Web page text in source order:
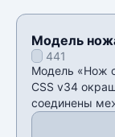
Модель
Градиент»
441
Модель «Нож
CSS v34
соединены